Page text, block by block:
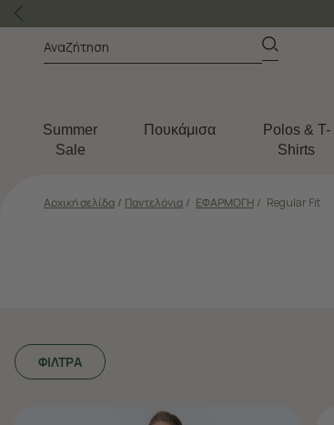
Summer
Sale
Πουκάμισα
Polos & T-
Shirts
Αρχική σελίδα / Παντελόνια / ΕΦΑΡΜΟΓΗ / Regular Fit
ΦΙΛΤΡΑ